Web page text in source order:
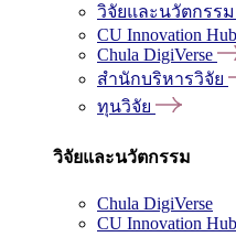
วิจัยและนวัตกรรม
CU Innovation Hub
Chula DigiVerse
สำนักบริหารวิจัย
ทุนวิจัย
วิจัยและนวัตกรรม
Chula DigiVerse
CU Innovation Hub